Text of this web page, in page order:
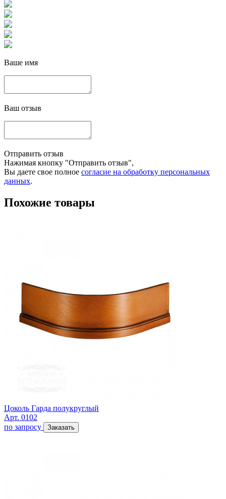
Ваше имя
Ваш отзыв
Отправить отзыв
Нажимая кнопку "Отправить отзыв",
Вы даете свое полное согласие на обработку персональных
данных.
Похожие товары
Цоколь Гарда полукруглый
Арт. 0102
по запросу
Заказать